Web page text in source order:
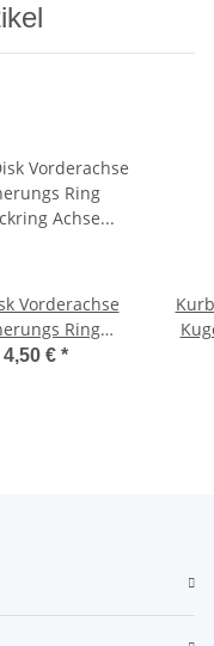
Vorderachse
Ring
Achse
4,50 € *